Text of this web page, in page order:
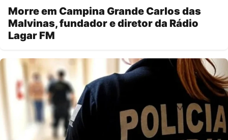
Morre em Campina Grande Carlos das
Malvinas, fundador e diretor da Rádio
Lagar FM